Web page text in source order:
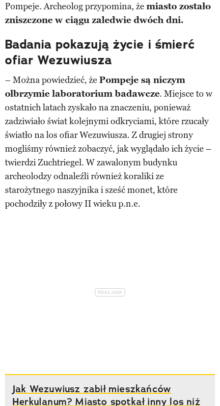
Pompeje. Archeolog przypomina, że miasto zostało
zniszczone w ciągu zaledwie dwóch dni.
Badania pokazują życie i śmierć
ofiar Wezuwiusza
– Można powiedzieć, że Pompeje są niczym
olbrzymie laboratorium badawcze. Miejsce to w
ostatnich latach zyskało na znaczeniu, ponieważ
zadziwiało świat kolejnymi odkryciami, które rzucały
światło na los ofiar Wezuwiusza. Z drugiej strony
mogliśmy również zobaczyć, jak wyglądało ich życie –
twierdzi Zuchtriegel. W zawalonym budynku
archeolodzy odnaleźli również koraliki ze
starożytnego naszyjnika i sześć monet, które
pochodziły z połowy II wieku p.n.e.
Jak Wezuwiusz zabił mieszkańców
Herkulanum? Miasto spotkał inny los niż